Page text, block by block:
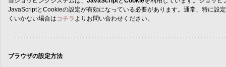
JavaScriptとCookieの設定が有効になっている必要があります。通常、特に設
くいかない場合は コチラ よりお問い合わせください。
ブラウザの設定方法